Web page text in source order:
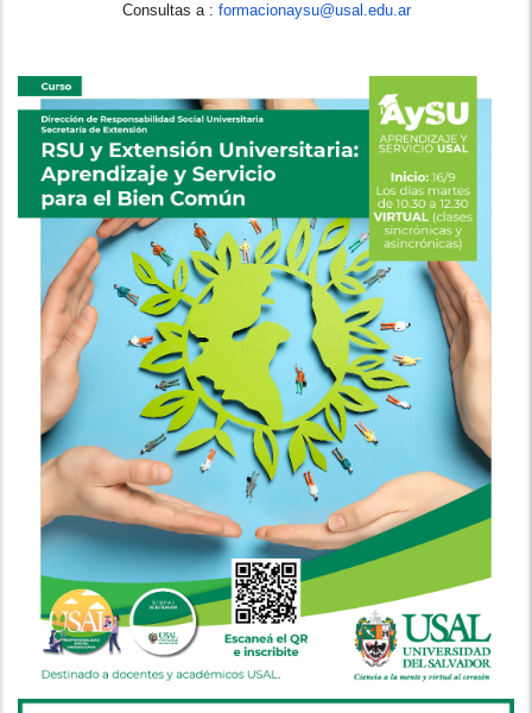
Consultas a : formacionaysu@usal.edu.ar